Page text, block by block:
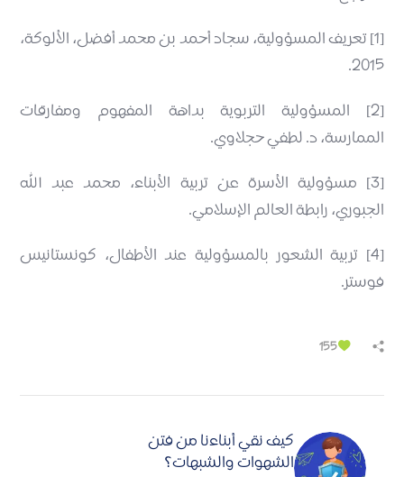
[1] تعريف المسؤولية، سجاد أحمد بن محمد أفضل، الألوكة،
2015.
[2] المسؤولية التربوية بداهة المفهوم ومفارقات
الممارسة، د. لطفي حجلاوي.
[3] مسؤولية الأسرة عن تربية الأبناء، محمد عبد الله
الجبوري، رابطة العالم الإسلامي.
[4] تربية الشعور بالمسؤولية عند الأطفال، كونستانيس
فوستر.
155
كيف نقي أبناءنا من فتن
الشهوات والشبهات؟